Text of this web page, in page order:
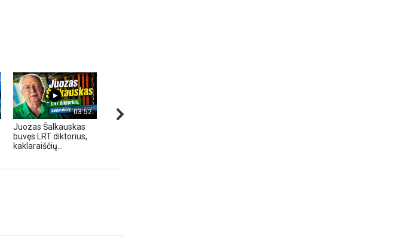
03:52
Juozas Šalkauskas
buvęs LRT diktorius,
kaklaraiščių...